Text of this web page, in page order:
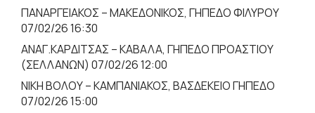
ΠΑΝΑΡΓΕΙΑΚΟΣ – ΜΑΚΕΔΟΝΙΚΟΣ, ΓΗΠΕΔΟ ΦΙΛΥΡΟΥ
07/02/26 16:30
ΑΝΑΓ.ΚΑΡΔΙΤΣΑΣ – ΚΑΒΑΛΑ, ΓΗΠΕΔΟ ΠΡΟΑΣΤΙΟΥ
(ΣΕΛΛΑΝΩΝ) 07/02/26 12:00
ΝΙΚΗ ΒΟΛΟΥ – ΚΑΜΠΑΝΙΑΚΟΣ, ΒΑΣΔΕΚΕΙΟ ΓΗΠΕΔΟ
07/02/26 15:00